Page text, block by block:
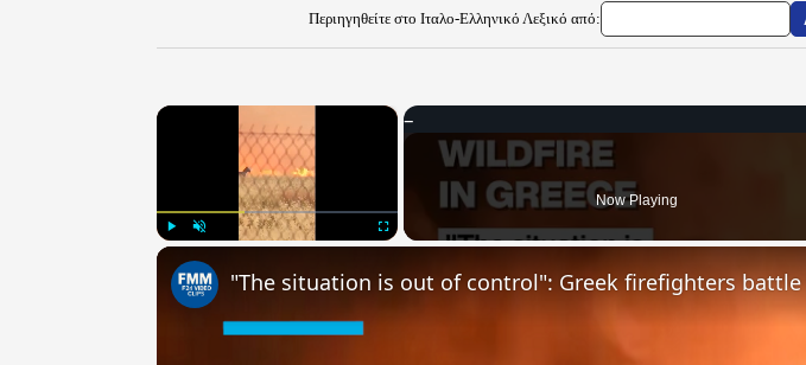
Περιηγηθείτε στο Ιταλο-Ελληνικό Λεξικό από:
×
Now Playing